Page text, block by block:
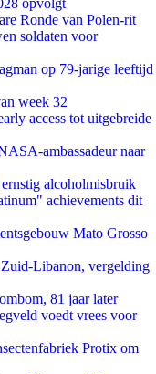
opvolgt
Ronde van Polen-rit
soldaten voor
op 79-jarige leeftijd
week 32
access tot uitgebreide
ambassadeur naar
alcoholmisbruik
achievements dit
Mato Grosso
Libanon, vergelding
81 jaar later
voedt vrees voor
Protix om